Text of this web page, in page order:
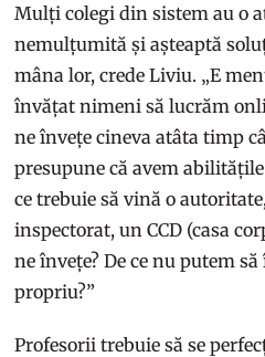
Mulți colegi din sistem au o
nemulțumită și așteaptă
mâna lor, crede Liviu. „E
învățat nimeni să lucrăm
ne învețe cineva atâta timp
presupune că avem
ce trebuie să vină o
inspectorat, un CCD (casa
ne învețe? De ce nu putem
propriu?”
Profesorii trebuie să se